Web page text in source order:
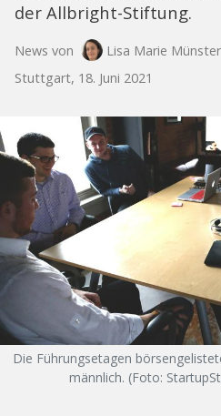
der Allbright-Stiftung.
News von
Lisa Marie Münster
Stuttgart, 18. Juni 2021
Die Führungsetagen
männlich. (Foto: